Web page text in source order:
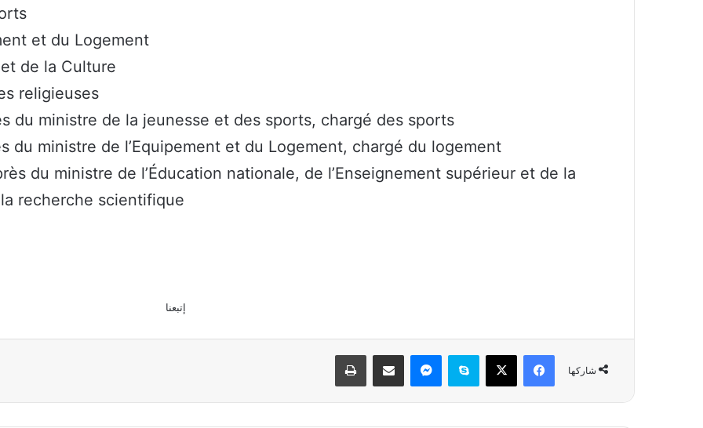
et du Logement
de la Culture
religieuses
du ministre de la jeunesse et des sports, chargé des sports
du ministre de l’Equipement et du Logement, chargé du logement
du ministre de l’Éducation nationale, de l’Enseignement supérieur et de la
recherche scientifique
إتبعنا
شاركها
فيسبوك سكايب